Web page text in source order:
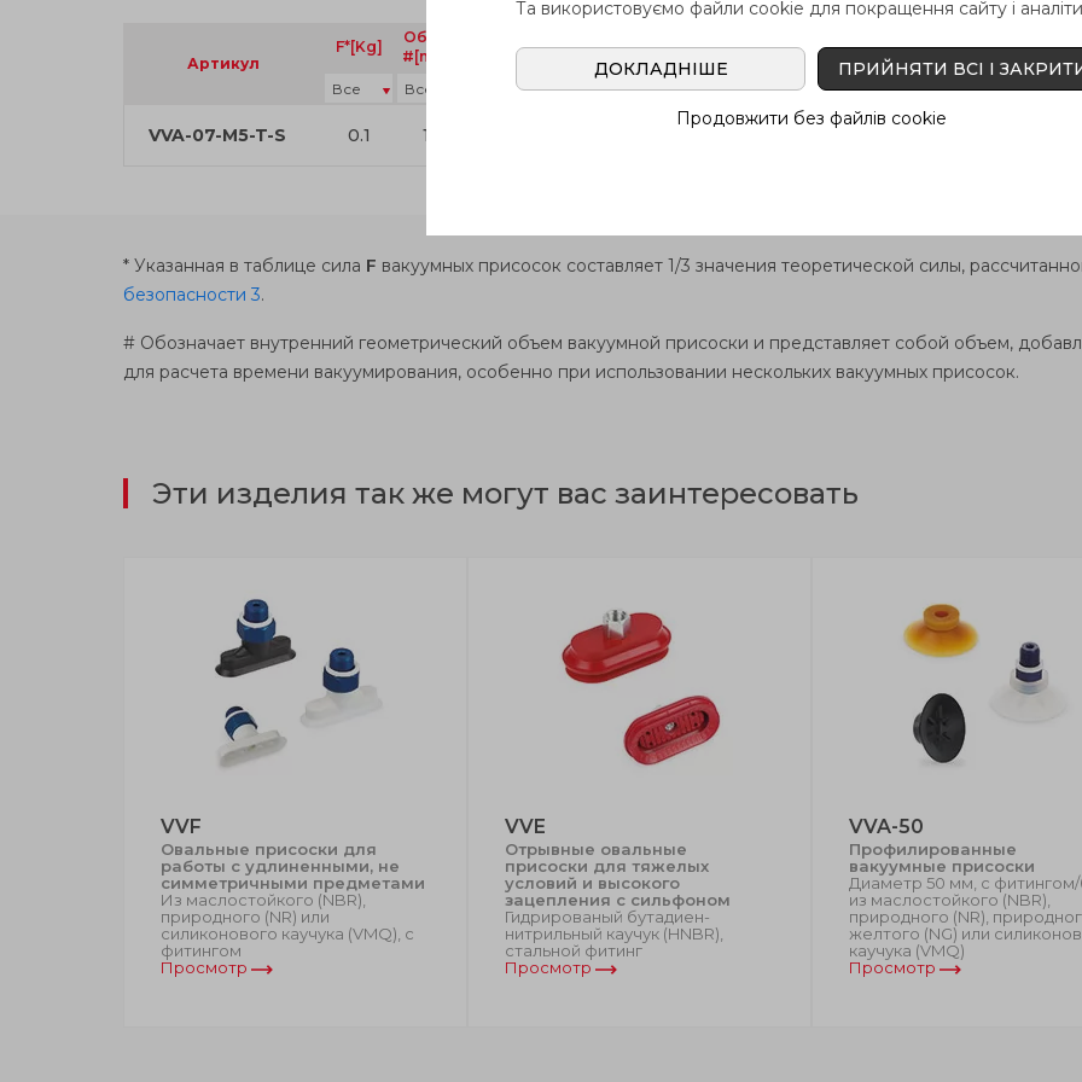
Артикул
F*[Kg]
Объем
#[mm
d1 d2 h2 s d4 h h3
VVA-07-M5-T-S 0.1 19
* Указанная в таблице сила F вакуумных присосок составляет 1/3 значения теоретической силы,
безопасности 3.
# Обозначает внутренний геометрический объем вакуумной присоски и представляет собой объем,
для расчета времени вакуумирования, особенно при использовании нескольких вакуумных присосок.
Эти изделия так же могут вас заинтересовать
VVF
Овальные присоски для
работы с удлиненными, не
симметричными предметами
Из маслостойкого (NBR),
природного (NR) или
силиконового каучука (VMQ), с
фитингом
Просмотр
VVE
Отрывные овальные
присоски для тяжелых
условий и высокого
зацепления с сильфоном
Гидрированый бутадиен-
нитрильный каучук (HNBR),
стальной фитинг
Просмотр
VVA-50
Профилированные
вакуумные присоски
Диаметр 50 мм, с фитингом/
из маслостойкого (NBR),
природного (NR),
желтого (NG) или
каучука (VMQ)
Просмотр
Та використовуємо файли cookie для покращення сайту і
ДОКЛАДНІШЕ ПРИЙНЯТИ ВСІ І
Продовжити без файлів cookie